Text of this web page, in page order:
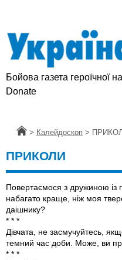
Бойова газета героїчної
Donate
Головна
> Калейдоскоп >
ПРИКОЛИ
Повертаємося з дружиною
набагато краще, ніж моя
даішнику?
* * *
Дівчата, не засмучуйтесь,
темний час доби. Може, ви
* * *